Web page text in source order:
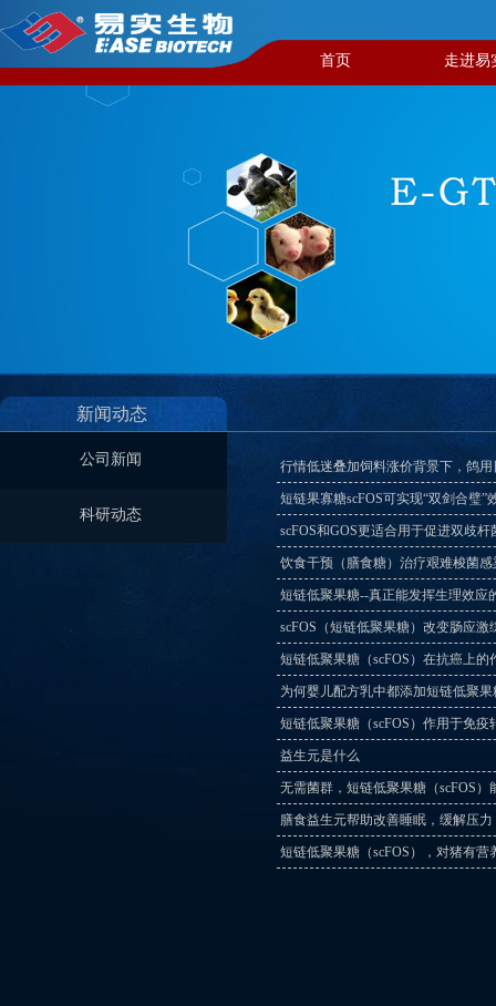
首页 走进易
新闻动态​
公司新闻
科研动态
行情低迷叠加饲料涨价背景下，鸽
短链果寡糖scFOS可实现“双剑合璧”
scFOS和GOS更适合用于促进双歧杆
饮食干预（膳食糖）治疗艰难梭菌感
短链低聚果糖--真正能发挥生理效应
scFOS（短链低聚果糖）改变肠应
短链低聚果糖（scFOS）在抗癌上的
为何婴儿配方乳中都添加短链低聚果
短链低聚果糖（scFOS）作用于免疫
益生元是什么
无需菌群，短链低聚果糖（scFOS）
膳食益生元帮助改善睡眠，缓解压力
短链低聚果糖（scFOS），对猪有营